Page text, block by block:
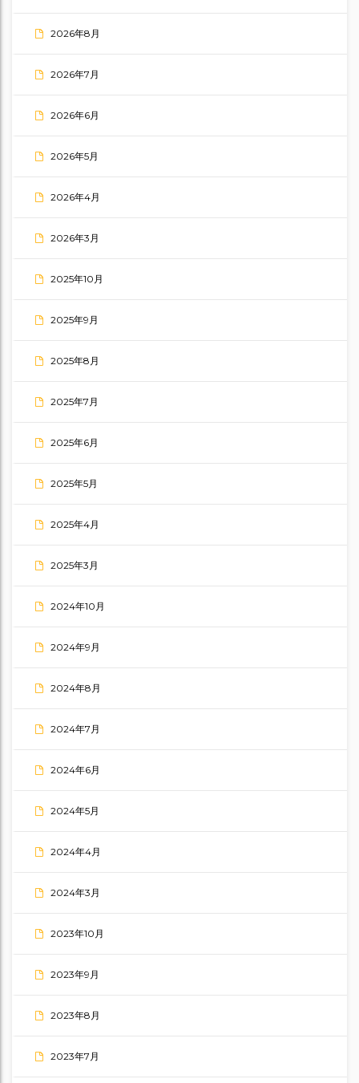
2026年8月
2026年7月
2026年6月
2026年5月
2026年4月
2026年3月
2025年10月
2025年9月
2025年8月
2025年7月
2025年6月
2025年5月
2025年4月
2025年3月
2024年10月
2024年9月
2024年8月
2024年7月
2024年6月
2024年5月
2024年4月
2024年3月
2023年10月
2023年9月
2023年8月
2023年7月